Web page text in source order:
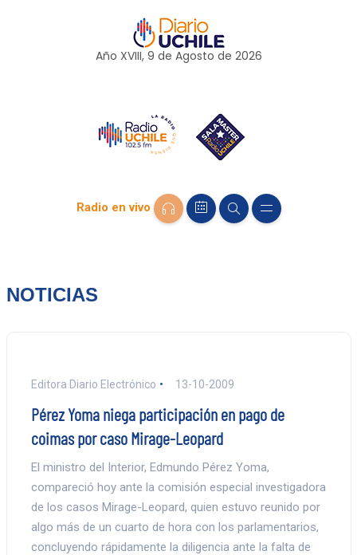
Año XVIII, 9 de Agosto de 2026
Radio en vivo
NOTICIAS
Editora Diario Electrónico 13-10-2009
Pérez Yoma niega participación en pago de
coimas por caso Mirage-Leopard
El ministro del Interior, Edmundo Pérez Yoma,
compareció hoy ante la comisión especial investigadora
de los casos Mirage-Leopard, quien estuvo reunido por
algo más de un cuarto de hora con los parlamentarios,
concluyendo rápidamente la diligencia ante la falta de